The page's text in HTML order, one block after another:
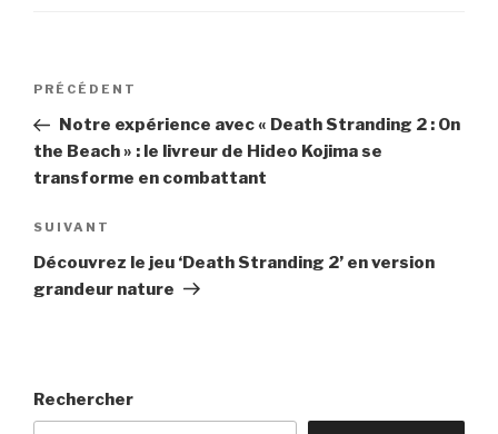
Navigation
l’article
Article
précédent
PRÉCÉDENT
Notre expérience avec « Death Stranding 2 : On
the Beach » : le livreur de Hideo Kojima se
transforme en combattant
Article
suivant
SUIVANT
Découvrez le jeu ‘Death Stranding 2’ en version
grandeur nature
Rechercher